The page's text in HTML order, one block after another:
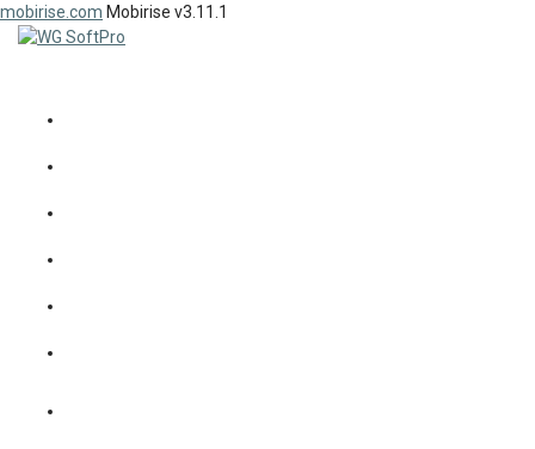
mobirise.com Mobirise v3.11.1